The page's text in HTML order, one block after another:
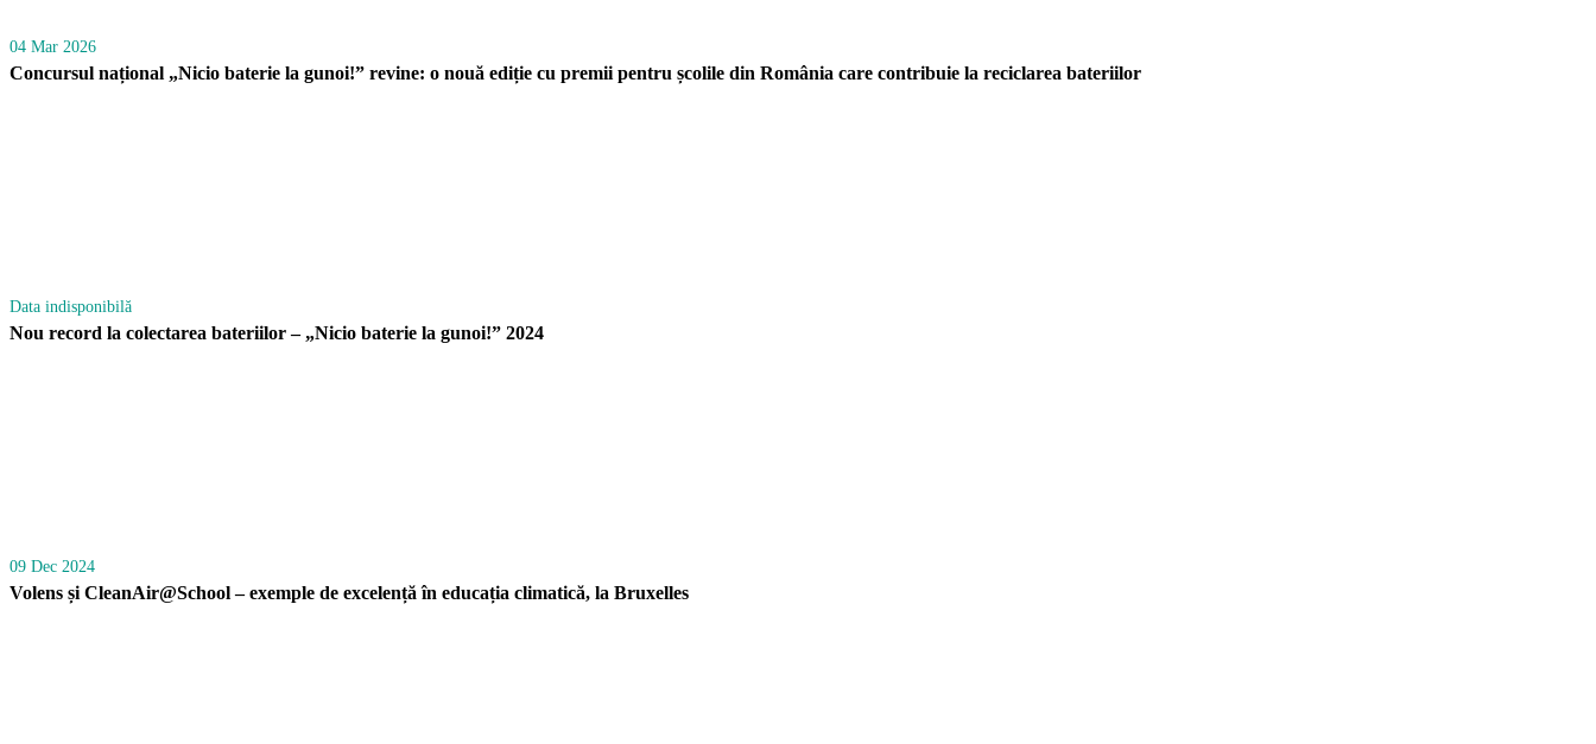
04 Mar 2026
Concursul național „Nicio baterie la gunoi!” revine: o nouă ediție cu premii pentru școlile din România care contribuie la reciclarea bateriilor
Data indisponibilă
Nou record la colectarea bateriilor – „Nicio baterie la gunoi!” 2024
09 Dec 2024
Volens și CleanAir@School – exemple de excelență în educația climatică, la Bruxelles